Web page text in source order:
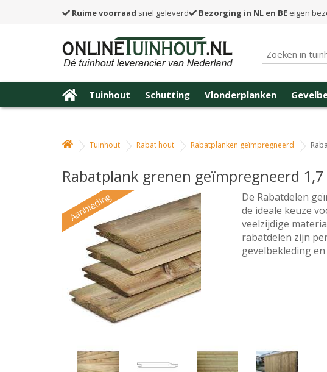
Ruime voorraad snel geleverd Bezorging in NL en BE eigen
Tuinhout Schutting Vlonderplanken
Tuinhout Rabat hout Rabatplanken geïmpregneerd
Rabatplank grenen geïmpregneerd
Aanbieding
De Rabatdelen
de ideale keuze
veelzijdige
rabatdelen zijn
gevelbekleding